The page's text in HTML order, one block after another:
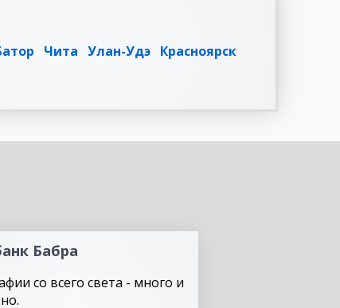
Чита Улан-Удэ Красноярск
Бабра
со всего света - много и